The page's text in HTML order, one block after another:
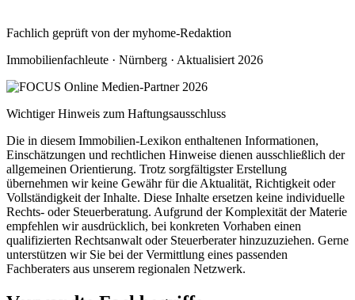
Fachlich geprüft von der myhome-Redaktion
Immobilienfachleute · Nürnberg · Aktualisiert 2026
Wichtiger Hinweis zum Haftungsausschluss
Die in diesem Immobilien-Lexikon enthaltenen Informationen,
Einschätzungen und rechtlichen Hinweise dienen ausschließlich der
allgemeinen Orientierung. Trotz sorgfältigster Erstellung
übernehmen wir keine Gewähr für die Aktualität, Richtigkeit oder
Vollständigkeit der Inhalte. Diese Inhalte ersetzen keine individuelle
Rechts- oder Steuerberatung. Aufgrund der Komplexität der Materie
empfehlen wir ausdrücklich, bei konkreten Vorhaben einen
qualifizierten Rechtsanwalt oder Steuerberater hinzuzuziehen. Gerne
unterstützen wir Sie bei der Vermittlung eines passenden
Fachberaters aus unserem regionalen Netzwerk.